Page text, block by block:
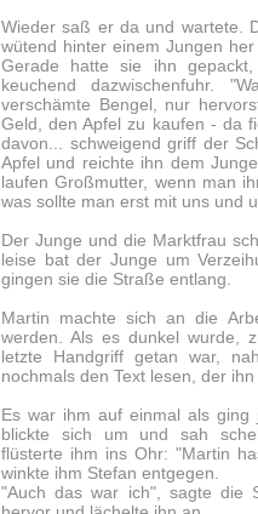
Wieder saß er da und wartete.
wütend hinter einem Jungen
Gerade hatte sie ihn
keuchend dazwischenfuhr.
verschämte Bengel, nur
Geld, den Apfel zu kaufen - da
davon... schweigend griff der
Apfel und reichte ihn dem
laufen Großmutter, wenn man
was sollte man erst mit uns und
Der Junge und die Marktfrau
leise bat der Junge um
gingen sie die Straße entlang.
Martin machte sich an die
werden. Als es dunkel wurde,
letzte Handgriff getan war,
nochmals den Text lesen, der
Es war ihm auf einmal als
blickte sich um und sah
flüsterte ihm ins Ohr: "Martin
winkte ihm Stefan entgegen.
"Auch das war ich", sagte die